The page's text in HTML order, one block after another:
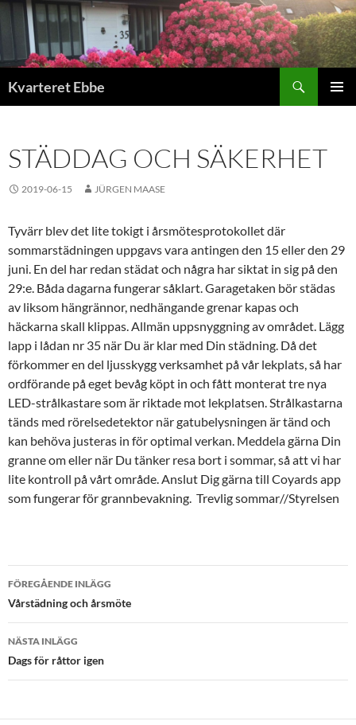
Hoppa
till
innehåll
Kvarteret Ebbe
STÄDDAG OCH SÄKERHET
2019-06-15 JÜRGEN MAASE
Tyvärr blev det lite tokigt i årsmötesprotokollet där
sommarstädningen uppgavs vara antingen den 15 eller den 29
juni. En del har redan städat och några har siktat in sig på den
29:e. Båda dagarna fungerar såklart. Garagetaken bör städas
av liksom hängrännor, nedhängande grenar kapas och
häckarna skall klippas. Allmän uppsnyggning av området. Lägg
lapp i lådan nr 35 när Du är klar med Din städning. Då det
förkommer en del ljusskygg verksamhet på vår lekplats, så har
ordförande på eget bevåg köpt in och fått monterat tre nya
LED-strålkastare som är riktade mot lekplatsen. Strålkastarna
tänds med rörelsedetektor när gatubelysningen är tänd och
kan behöva justeras in för optimal verkan. Meddela gärna Din
granne om eller när Du tänker resa bort i sommar, så att vi har
lite kontroll på vårt område. Anslut Dig gärna till Coyards app
som fungerar för grannbevakning. Trevlig sommar//Styrelsen
Inläggsnavigering
FÖREGÅENDE INLÄGG
Vårstädning och årsmöte
NÄSTA INLÄGG
Dags för råttor igen